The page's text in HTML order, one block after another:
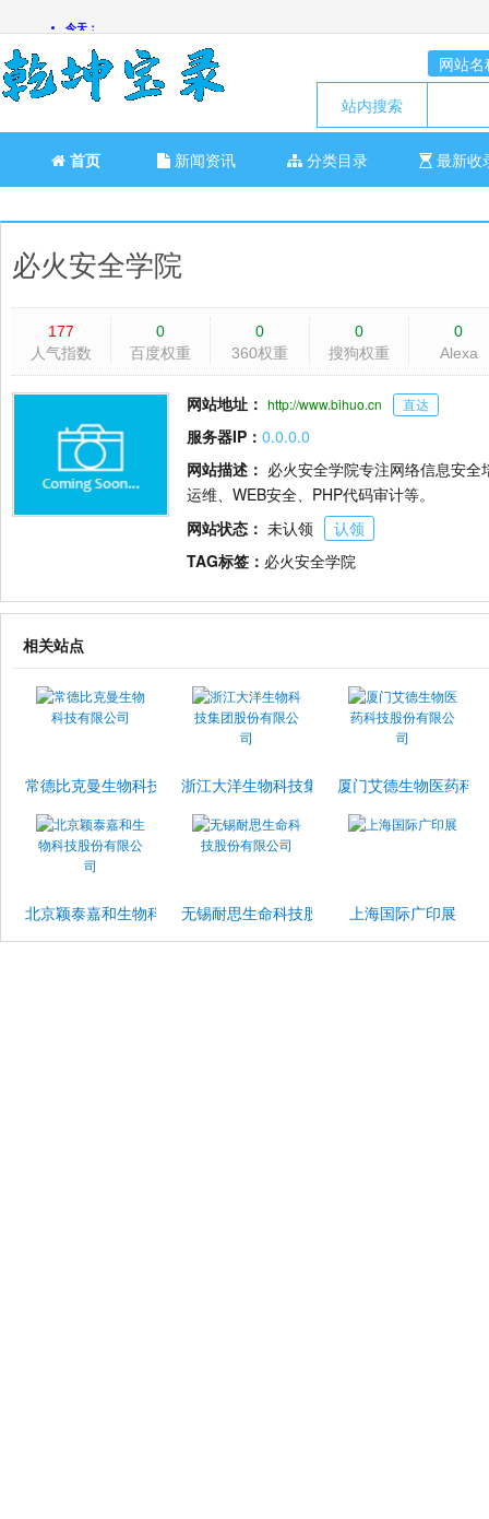
网站名
站内搜索
首页 新闻资讯 分类目录 最新收
必火安全学院
177
人气指数
0
百度权重
0
360权重
0
搜狗权重
0
Alexa
网站地址： http://www.bihuo.cn 直达
服务器IP： 0.0.0.0
网站描述： 必火安全学院专注网络信息安
运维、WEB安全、PHP代码审计等。
网站状态： 未认领
认领
TAG标签： 必火安全学院
相关站点
常德比克曼生物科技有限公司浙江大洋生物科技集团股份有限公司
厦门艾德生物医药科
北京颖泰嘉和生物科技股份有限公司无锡耐思生命科技股份有限公司上海国际广印展